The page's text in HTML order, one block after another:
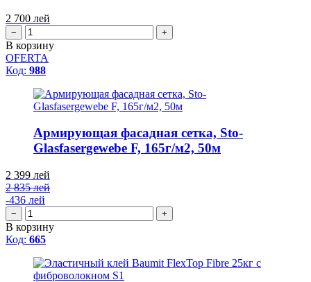
2 700 лей
− +
В корзину
OFERTA
Код: 988
Армирующая фасадная сетка, Sto-
Glasfasergewebe F, 165г/м2, 50м
2 399 лей
2 835 лей
-436 лей
− +
В корзину
Код: 665